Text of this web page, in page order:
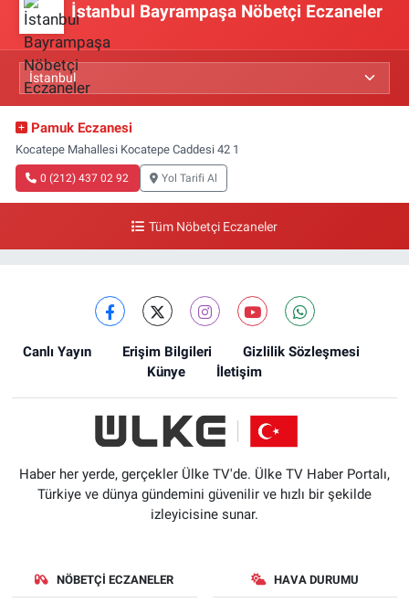
İstanbul Bayrampaşa Nöbetçi Eczaneler
Pamuk Eczanesi
Kocatepe Mahallesi Kocatepe Caddesi 42 1
0 (212) 437 02 92 Yol Tarifi Al
Tüm Nöbetçi Eczaneler
Canlı Yayın Erişim Bilgileri
Gizlilik Sözleşmesi
Künye
İletişim
Haber her yerde, gerçekler Ülke TV'de. Ülke TV Haber Portalı,
Türkiye ve dünya gündemini güvenilir ve hızlı bir şekilde
izleyicisine sunar.
NÖBETÇI ECZANELER HAVA DURUMU